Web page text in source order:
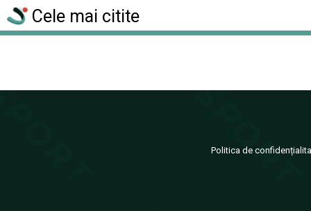
Cele mai citite
Politica de